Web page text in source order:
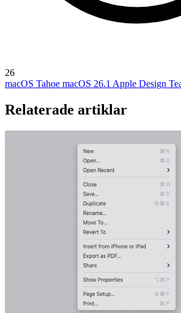
26
macOS Tahoe macOS 26.1 Apple Design
Relaterade artiklar